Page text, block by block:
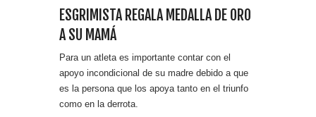
ESGRIMISTA REGALA MEDALLA DE ORO
A SU MAMÁ
Para un atleta es importante contar con el
apoyo incondicional de su madre debido a que
es la persona que los apoya tanto en el triunfo
como en la derrota.